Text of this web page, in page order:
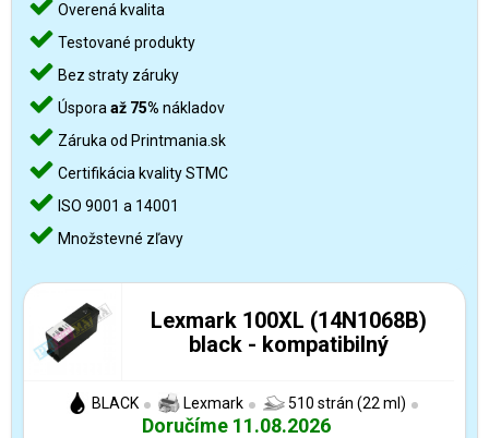
Overená kvalita
Testované produkty
Bez straty záruky
Úspora až 75% nákladov
Záruka od Printmania.sk
Certifikácia kvality STMC
ISO 9001 a 14001
Množstevné zľavy
Lexmark 100XL (14N1068B)
black - kompatibilný
BLACK Lexmark 510 strán (22 ml)
Doručíme 11.08.2026